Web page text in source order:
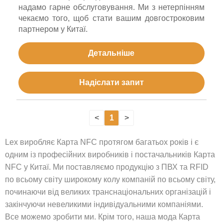
надамо гарне обслуговування. Ми з нетерпінням
чекаємо того, щоб стати вашим довгостроковим
партнером у Китаї.
Детальніше
Надіслати запит
< 1 >
Lex виробляє Карта NFC протягом багатьох років і є
одним із професійних виробників і постачальників Карта
NFC у Китаї. Ми поставляємо продукцію з ПВХ та RFID
по всьому світу широкому колу компаній по всьому світу,
починаючи від великих транснаціональних організацій і
закінчуючи невеликими індивідуальними компаніями.
Все можемо зробити ми. Крім того, наша мода Карта